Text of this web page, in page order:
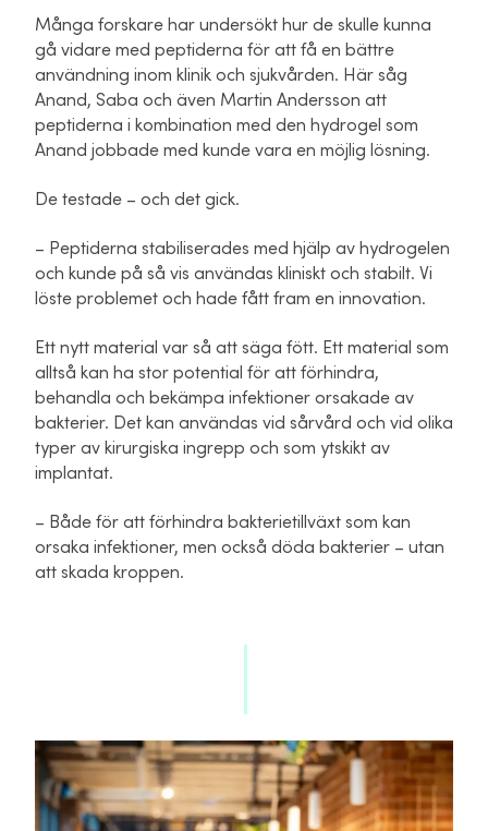
Många forskare har undersökt hur de skulle kunna
gå vidare med peptiderna för att få en bättre
användning inom klinik och sjukvården. Här såg
Anand, Saba och även Martin Andersson att
peptiderna i kombination med den hydrogel som
Anand jobbade med kunde vara en möjlig lösning.
De testade – och det gick.
– Peptiderna stabiliserades med hjälp av hydrogelen
och kunde på så vis användas kliniskt och stabilt. Vi
löste problemet och hade fått fram en innovation.
Ett nytt material var så att säga fött. Ett material som
alltså kan ha stor potential för att förhindra,
behandla och bekämpa infektioner orsakade av
bakterier. Det kan användas vid sårvård och vid olika
typer av kirurgiska ingrepp och som ytskikt av
implantat.
– Både för att förhindra bakterietillväxt som kan
orsaka infektioner, men också döda bakterier – utan
att skada kroppen.